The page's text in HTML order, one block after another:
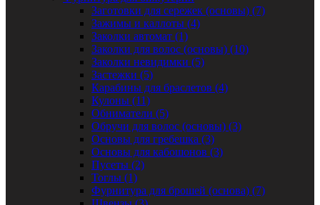
Заготовки для сережек (основы) (7)
Зажимы и каллоты (4)
Заколки автомат (1)
Заколки для волос (основы) (10)
Заколки невидимки (5)
Застежки (5)
Карабины для браслетов (4)
Кулоны (11)
Обниматели (5)
Обручи для волос (основы) (3)
Основы для гребешка (3)
Основы для кабошонов (3)
Пусеты (2)
Тоглы (1)
Фурнитура для брошей (основа) (7)